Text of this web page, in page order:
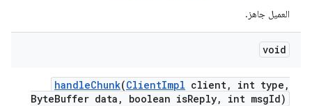
العميل جاهز.
void
handleChunk(ClientImpl client, int type ,
ByteBuffer data , boolean isReply, int msgId)